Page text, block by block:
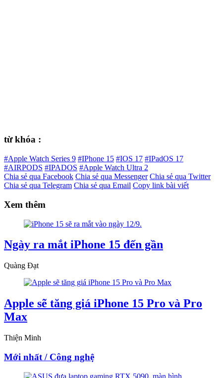
từ khóa :
#Apple Watch Series 9 #IPhone 15 #IOS 17 #IPadOS 17
#AIRPODS #IPADOS #Apple Watch Ultra 2
Chia sẻ qua Facebook Chia sẻ qua Messenger Chia sẻ qua Twitter
Chia sẻ qua Telegram Chia sẻ qua Email Copy link bài viết
Xem thêm
Ngày ra mắt iPhone 15 đến gần
Quàng Đạt
Apple sẽ tăng giá iPhone 15 Pro và Pro
Max
Thiện Minh
Mới nhất / Công nghệ